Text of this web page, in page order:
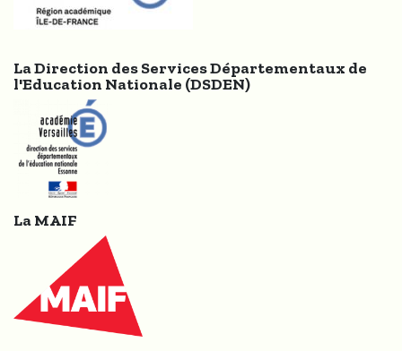
La Direction des Services Départementaux de
l'Education Nationale (DSDEN)
La MAIF